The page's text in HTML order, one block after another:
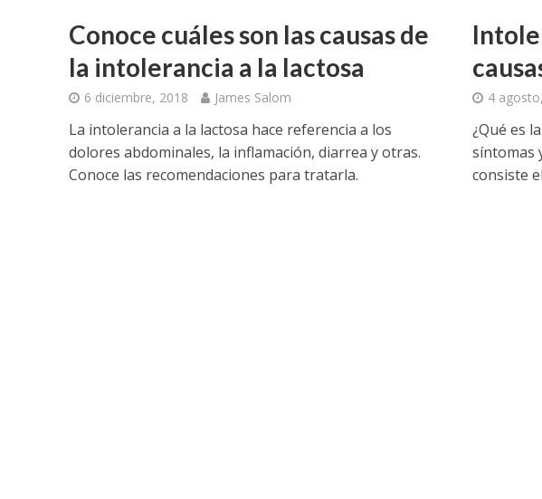
Conoce cuáles son las causas de
la intolerancia a la lactosa
6 diciembre, 2018 James Salom
La intolerancia a la lactosa hace referencia a los
dolores abdominales, la inflamación, diarrea y otras.
Conoce las recomendaciones para tratarla.
4
¿Qué es
síntomas
consiste